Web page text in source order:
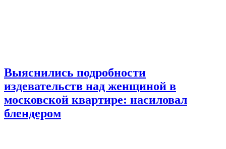
Выяснились подробности
издевательств над женщиной в
московской квартире: насиловал
блендером